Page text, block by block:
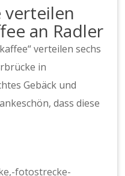
verteilen
an Radler
verteilen sechs
in
Gebäck und
dass diese
fotostrecke-